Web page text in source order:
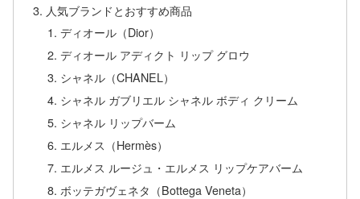
人気ブランドとおすすめ商品
ディオール（Dior）
ディオール アディクト リップ グロウ
シャネル（CHANEL）
シャネル ガブリエル シャネル ボディ クリーム
シャネル リップバーム
エルメス（Hermès）
エルメス ルージュ・エルメス リップケアバーム
ボッテガヴェネタ（Bottega Veneta）